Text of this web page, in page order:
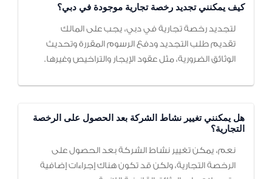
كيف يمكنني تجديد رخصة تجارية موجودة في دبي؟
لتجديد رخصة تجارية في دبي، يجب على المالك
تقديم طلب التجديد ودفع الرسوم المقررة وتحديث
الوثائق الضرورية، مثل عقود الإيجار والتراخيص وغيرها.
هل يمكنني تغيير نشاط الشركة بعد الحصول على الرخصة
التجارية؟
نعم، يمكن تغيير نشاط الشركة بعد الحصول على
الرخصة التجارية، ولكن قد تكون هناك إجراءات إضافية